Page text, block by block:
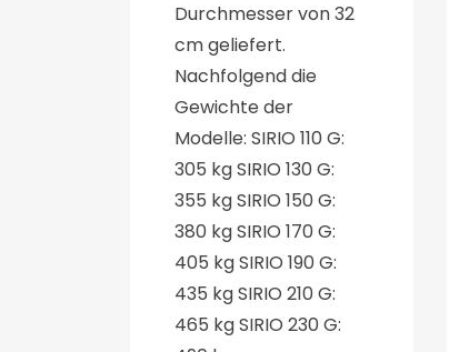
Durchmesser von 32
cm geliefert.
Nachfolgend die
Gewichte der
Modelle: SIRIO 110 G:
305 kg SIRIO 130 G:
355 kg SIRIO 150 G:
380 kg SIRIO 170 G:
405 kg SIRIO 190 G:
435 kg SIRIO 210 G:
465 kg SIRIO 230 G: